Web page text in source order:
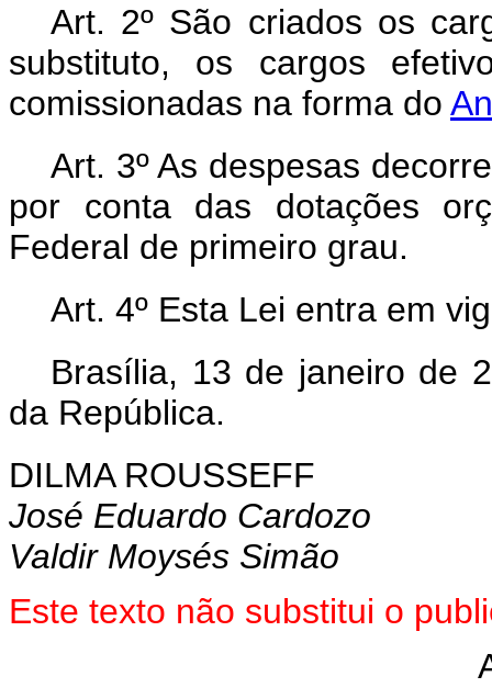
Art. 2º São criados os
substituto, os cargos
comissionadas na forma do
Art. 3º As despesas
por conta das dotações
Federal de primeiro grau.
Art. 4º Esta Lei entra em
Brasília, 13 de janeiro de
da República.
DILMA ROUSSEFF
José Eduardo Cardozo
Valdir Moysés Simão
Este texto não substitui o